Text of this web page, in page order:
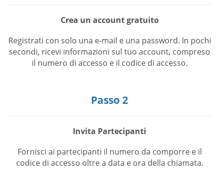
Crea un account gratuito
Registrati con solo una e-mail e una password. In pochi
secondi, ricevi informazioni sul tuo account, compreso
il numero di accesso e il codice di accesso.
Passo 2
Invita Partecipanti
Fornisci ai partecipanti il numero da comporre e il
codice di accesso oltre a data e ora della chiamata.